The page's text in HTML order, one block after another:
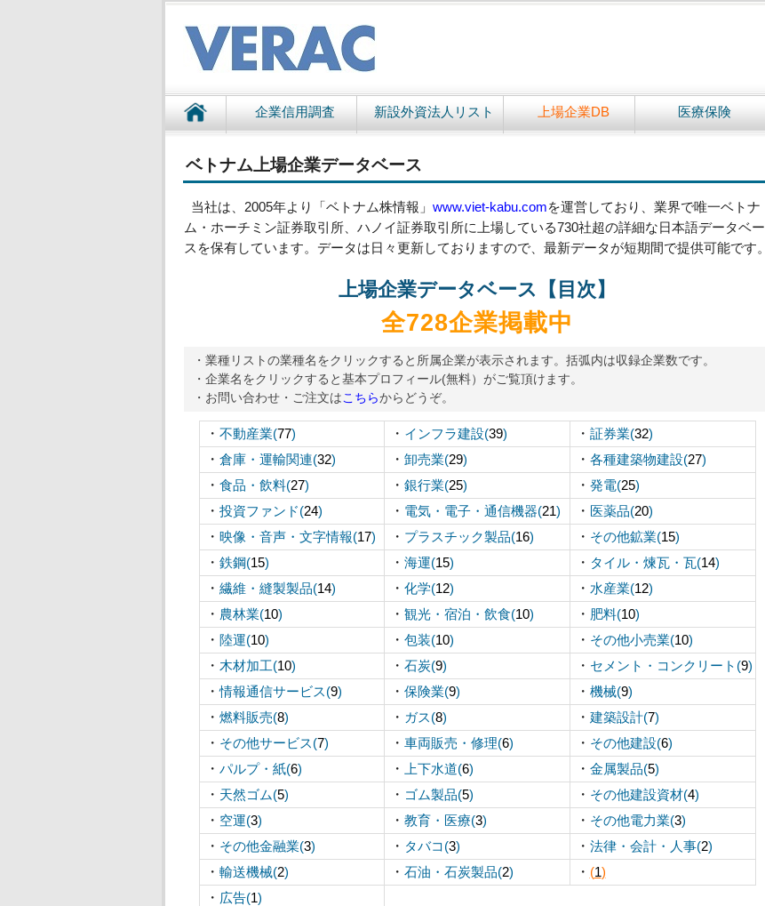
企業信用調査 新設外資法人リスト 上場企業DB 医療保険
ベトナム上場企業データベース
当社は、2005年より「ベトナム株情報」 www.viet-kabu.comを運営しており、業界で唯一ベトナ
ム・ホーチミン証券取引所、ハノイ証券取引所に上場している730社超の詳細な日本語データベー
スを保有しています。データは日々更新しておりますので、最新データが短期間で提供可能です。
上場企業データベース【目次】
全728企業掲載中
・業種リストの業種名をクリックすると所属企業が表示されます。括弧内は収録企業数です。
・企業名をクリックすると基本プロフィール(無料）がご覧頂けます。
・お問い合わせ・ご注文はこちらからどうぞ。
・ 不動産業(77) ・ インフラ建設(39) ・ 証券業(32)
・ 倉庫・運輸関連(32) ・ 卸売業(29) ・ 各種建築物建設(27)
・ 食品・飲料(27) ・ 銀行業(25) ・ 発電(25)
・ 投資ファンド(24) ・ 電気・電子・通信機器(21) ・ 医薬品(20)
・ 映像・音声・文字情報(17) ・ プラスチック製品(16) ・ その他鉱業(15)
・ 鉄鋼(15) ・ 海運(15) ・ タイル・煉瓦・瓦(14)
・ 繊維・縫製製品(14) ・ 化学(12) ・ 水産業(12)
・ 農林業(10) ・ 観光・宿泊・飲食(10) ・ 肥料(10)
・ 陸運(10) ・ 包装(10) ・ その他小売業(10)
・ 木材加工(10) ・ 石炭(9) ・ セメント・コンクリート(9)
・情報通信サービス(9) ・ 保険業(9) ・ 機械(9)
・ 燃料販売(8) ・ ガス(8) ・ 建築設計(7)
・ その他サービス(7) ・ 車両販売・修理(6) ・ その他建設(6)
・ パルプ・紙(6) ・ 上下水道(6) ・ 金属製品(5)
・ 天然ゴム(5) ・ ゴム製品(5) ・ その他建設資材(4)
・ 空運(3) ・ 教育・医療(3) ・ その他電力業(3)
・ その他金融業(3) ・ タバコ(3) ・ 法律・会計・人事(2)
・ 輸送機械(2) ・ 石油・石炭製品(2) ・ (1)
・ 広告(1)